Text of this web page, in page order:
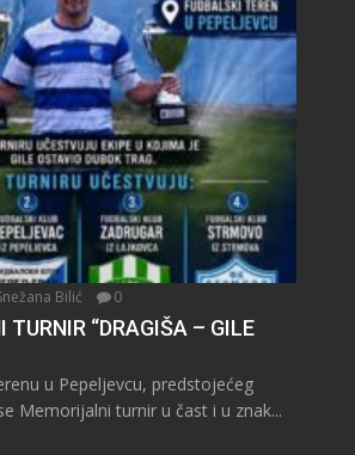
Bilić 0
TURNIR “DRAGIŠA – GILE
u Pepeljevcu, predstojećeg
Memorijalni turnir u čast i u znak...